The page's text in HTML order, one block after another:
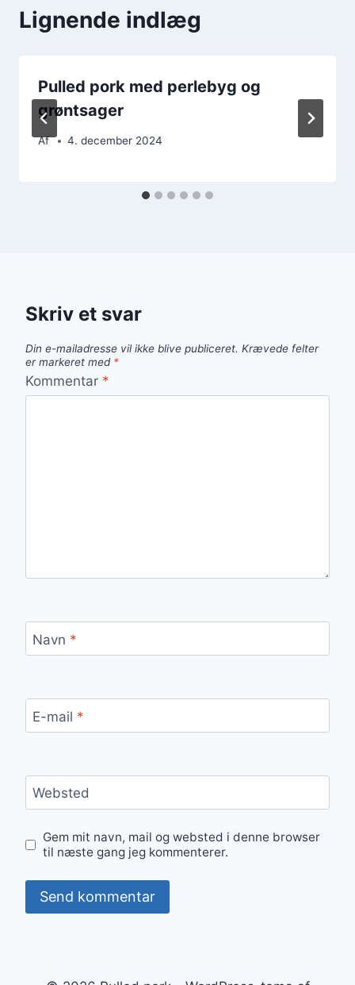
Lignende indlæg
Pulled pork med perlebyg og
grøntsager
Af 4. december 2024
Skriv et svar
Din e-mailadresse vil ikke blive publiceret. Krævede felter
er markeret med *
Kommentar *
Navn *
E-mail *
Websted
Gem mit navn, mail og websted i denne browser
til næste gang jeg kommenterer.